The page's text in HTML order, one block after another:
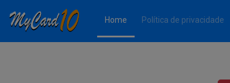
Home(Página atual)
Política de privacidade